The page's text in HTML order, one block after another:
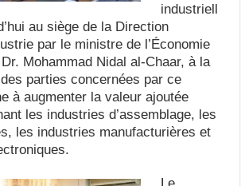
industriell
au siège de la Direction
par le ministre de l’Économie
Mohammad Nidal al-Chaar, à la
parties concernées par ce
à augmenter la valeur ajoutée
les industries d’assemblage, les
les industries manufacturières et